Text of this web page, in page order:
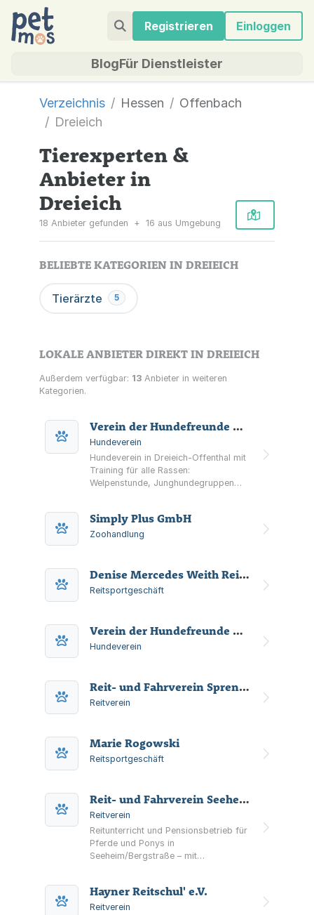
Registrieren Einloggen
BlogFür Dienstleister
Verzeichnis Hessen
Offenbach
Dreieich
Tierexperten &
Anbieter in
Dreieich
18 Anbieter gefunden + 16 aus Umgebung
BELIEBTE KATEGORIEN IN DREIEICH
Tierärzte 5
LOKALE ANBIETER DIREKT IN DREIEICH
Außerdem verfügbar: 13 Anbieter in weiteren
Kategorien.
Verein der Hundefreunde Dreieich-Offenthal e.V.
Hundeverein
Hundeverein in Dreieich-Offenthal mit
Training für alle Rassen:
Welpenstunde, Junghundegruppen
sowie regelmäßige
Vereinsveranstaltungen.
Simply Plus GmbH
Zoohandlung
Denise Mercedes Weith Reitsportbedarf
Reitsportgeschäft
Verein der Hundefreunde Dreieichenhain e.V.
Hundeverein
Reit- und Fahrverein Sprendlingen e.V.
Reitverein
Marie Rogowski
Reitsportgeschäft
Reit- und Fahrverein Seeheim/Bergstraße e.V.
Reitverein
Reitunterricht und Pensionsbetrieb für
Pferde und Ponys in
Seeheim/Bergstraße – mit
aktivem Vereins- und Jugendleben.
Hayner Reitschul' e.V.
Reitverein